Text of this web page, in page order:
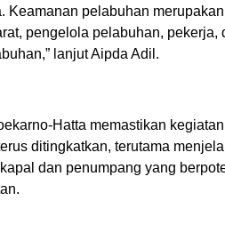
Keamanan pelabuhan
pengelola pelabuhan, pekerja,
lanjut Aipda Adil.
Hatta memastikan
ditingkatkan, terutama
dan penumpang yang